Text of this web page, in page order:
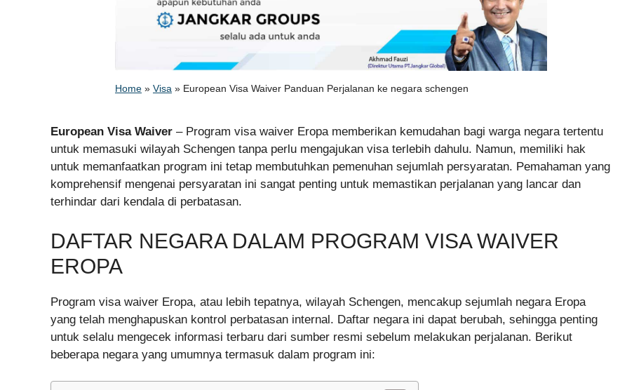
Home » Visa » European Visa Waiver Panduan Perjalanan ke negara schengen
European Visa Waiver – Program visa waiver Eropa memberikan kemudahan bagi warga negara tertentu
untuk memasuki wilayah Schengen tanpa perlu mengajukan visa terlebih dahulu. Namun, memiliki hak
untuk memanfaatkan program ini tetap membutuhkan pemenuhan sejumlah persyaratan. Pemahaman yang
komprehensif mengenai persyaratan ini sangat penting untuk memastikan perjalanan yang lancar dan
terhindar dari kendala di perbatasan.
DAFTAR NEGARA DALAM PROGRAM VISA WAIVER
EROPA
Program visa waiver Eropa, atau lebih tepatnya, wilayah Schengen, mencakup sejumlah negara Eropa
yang telah menghapuskan kontrol perbatasan internal. Daftar negara ini dapat berubah, sehingga penting
untuk selalu mengecek informasi terbaru dari sumber resmi sebelum melakukan perjalanan. Berikut
beberapa negara yang umumnya termasuk dalam program ini: